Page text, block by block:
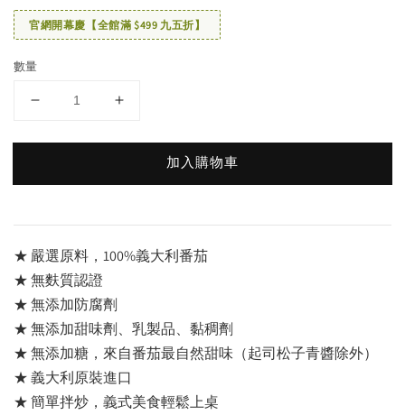
官網開幕慶【全館滿 $499 九五折】
數量
加入購物車
★ 嚴選原料，100%義大利番茄
★ 無麩質認證
★ 無添加防腐劑
★ 無添加甜味劑、乳製品、黏稠劑
★ 無添加糖，來自番茄最自然甜味（起司松子青醬除外）
★ 義大利原裝進口
★ 簡單拌炒，義式美食輕鬆上桌